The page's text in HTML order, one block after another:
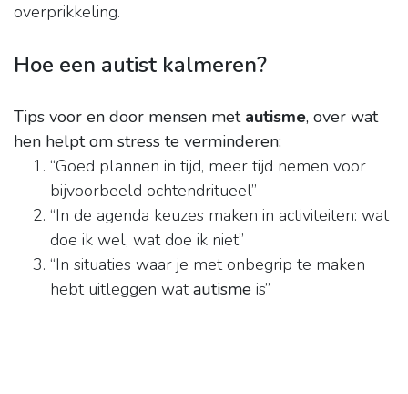
overprikkeling.
Hoe een autist kalmeren?
Tips voor en door mensen met autisme, over wat
hen helpt om stress te verminderen:
“Goed plannen in tijd, meer tijd nemen voor
bijvoorbeeld ochtendritueel”
“In de agenda keuzes maken in activiteiten: wat
doe ik wel, wat doe ik niet”
“In situaties waar je met onbegrip te maken
hebt uitleggen watautisme is”